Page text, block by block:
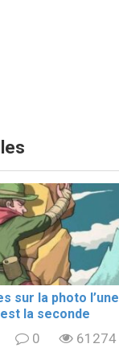
sur la photo l’une
la seconde
0 61274